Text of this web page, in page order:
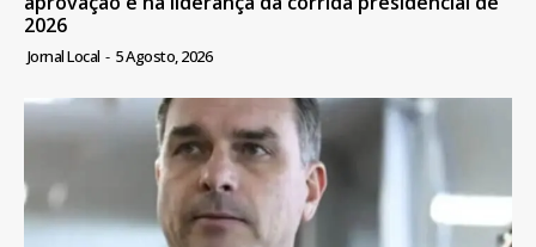
2026
Jornal Local - 5 Agosto, 2026